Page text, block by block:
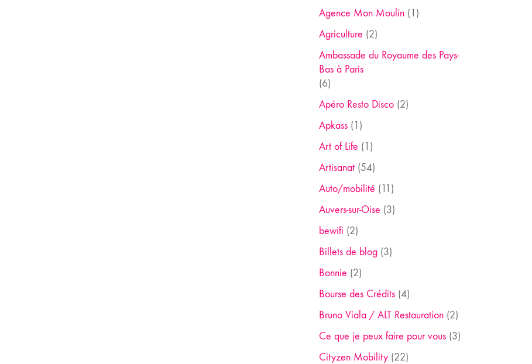
Agence Mon Moulin(1)
Agriculture (2)
Ambassade du Royaume des Pays-
Bas à Paris
(6)
Apéro Resto Disco(2)
Apkass(1)
Art of Life (1)
Artisanat(54)
Auto/mobilité (11)
Auvers-sur-Oise (3)
bewifi (2)
Billets de blog(3)
Bonnie (2)
Bourse des Crédits(4)
Bruno Viala / ALT Restauration(2)
Ce que je peux faire pour vous(3)
Cityzen Mobility(22)